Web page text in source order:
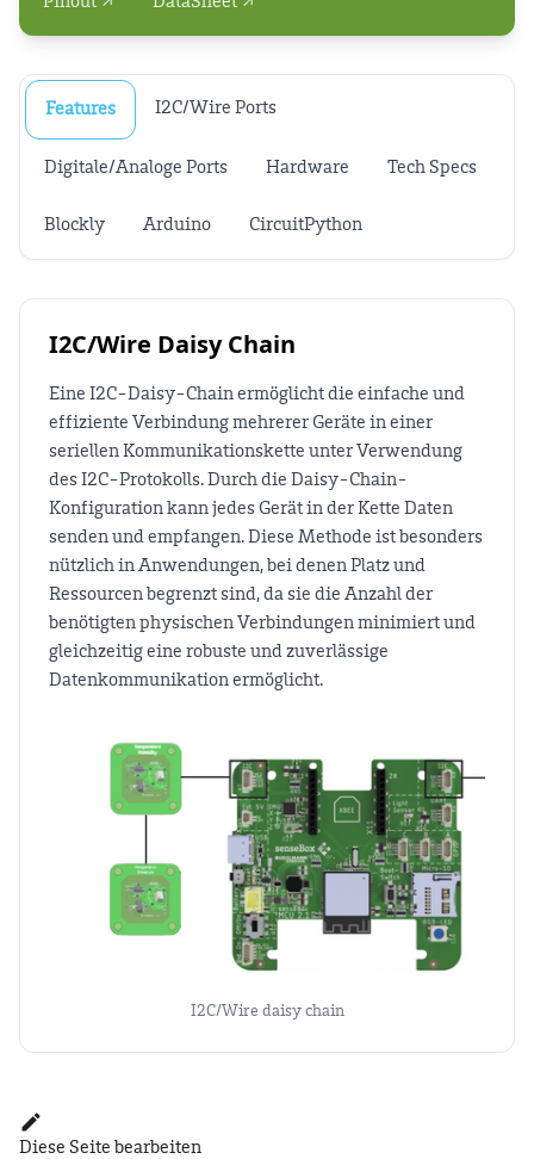
Features I2C/Wire Ports
Digitale/Analoge Ports Hardware Tech Specs
Blockly Arduino CircuitPython
I2C/Wire Daisy Chain
Eine I2C-Daisy-Chain ermöglicht die einfache und
effiziente Verbindung mehrerer Geräte in einer
seriellen Kommunikationskette unter Verwendung
des I2C-Protokolls. Durch die Daisy-Chain-
Konfiguration kann jedes Gerät in der Kette Daten
senden und empfangen. Diese Methode ist besonders
nützlich in Anwendungen, bei denen Platz und
Ressourcen begrenzt sind, da sie die Anzahl der
benötigten physischen Verbindungen minimiert und
gleichzeitig eine robuste und zuverlässige
Datenkommunikation ermöglicht.
I2C/Wire daisy chain
Diese Seite bearbeiten